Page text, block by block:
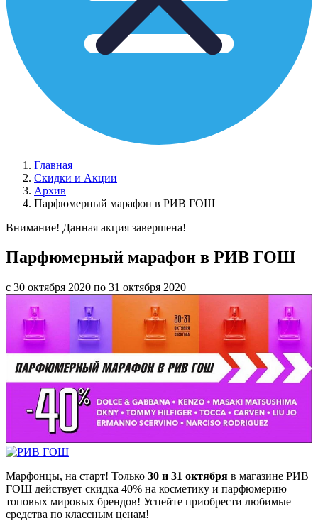
Главная
Скидки и Акции
Архив
Парфюмерный марафон в РИВ ГОШ
Внимание! Данная акция завершена!
Парфюмерный марафон в РИВ ГОШ
с 30 октября 2020 по 31 октября 2020
Марфонцы, на старт! Только 30 и 31 октября в магазине РИВ
ГОШ действует скидка 40% на косметику и парфюмерию
топовых мировых брендов! Успейте приобрести любимые
средства по классным ценам!